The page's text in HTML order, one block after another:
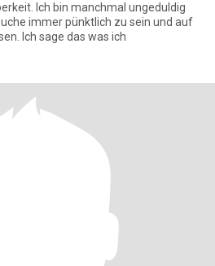
Ich bin manchmal ungeduldig
immer pünktlich zu sein und auf
Ich sage das was ich